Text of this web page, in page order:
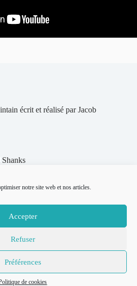
notre site web et nos articles.
Accepter
Refuser
Préférences
de cookies
écrit et réalisé par Jacob
Politique de cookies